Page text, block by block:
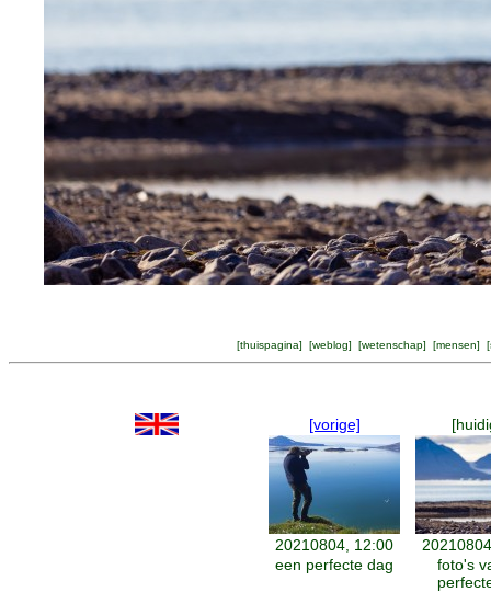
[thuispagina] [weblog] [wetenschap] [mensen] [
[vorige]
20210804, 12:00
een perfecte dag
foto's